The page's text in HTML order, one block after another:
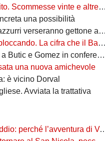
e altre perse sull'asse Napoli-Bari
una possibilità
al Bari. E verrà girato al Comune"
La cifra che il Bari incasserebbe
e Gomez in conferenza
una nuova amichevole
è vicino Dorval
Avviata la trattativa
Verreth al Bari non è mai davvero sbocciata